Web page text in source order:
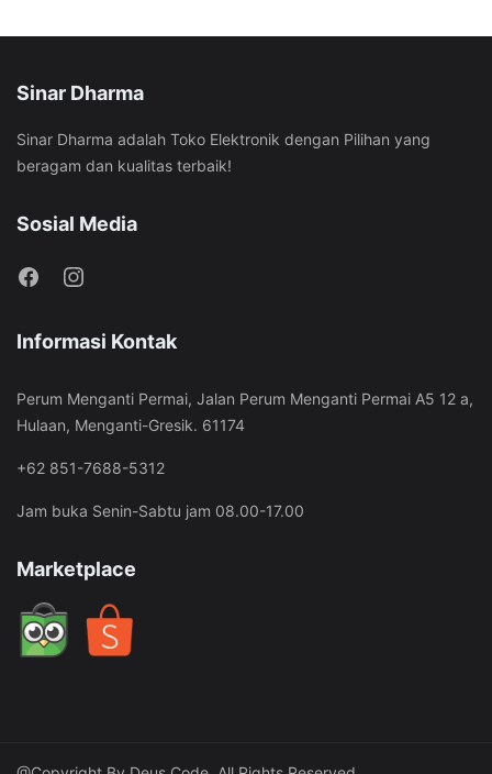
Sinar Dharma
Sinar Dharma adalah Toko Elektronik dengan Pilihan yang
beragam dan kualitas terbaik!
Sosial Media
Informasi Kontak
Perum Menganti Permai, Jalan Perum Menganti Permai A5 12 a,
Hulaan, Menganti-Gresik. 61174
+62 851-7688-5312
Jam buka Senin-Sabtu jam 08.00-17.00
Marketplace